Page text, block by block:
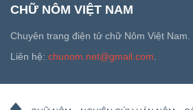
CHỮ NÔM VIỆT NAM
Chuyên trang điện tử chữ Nôm Việt Nam.
Liên hệ: chunom.net@gmail.com